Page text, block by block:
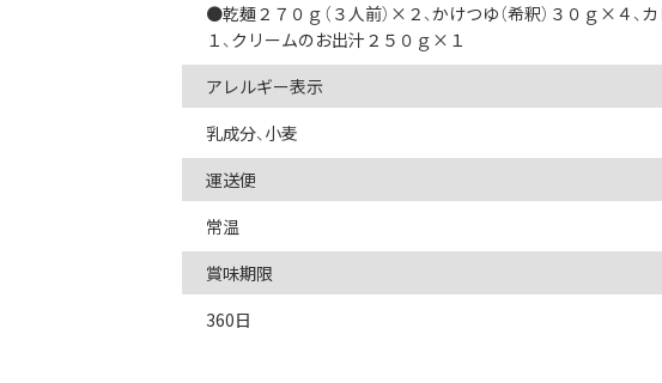
●乾麺２７０ｇ（３人前）×２、かけつゆ（希釈）３０ｇ×４
１、クリームのお出汁２５０ｇ×１
アレルギー表示
乳成分、小麦
運送便
常温
賞味期限
360日